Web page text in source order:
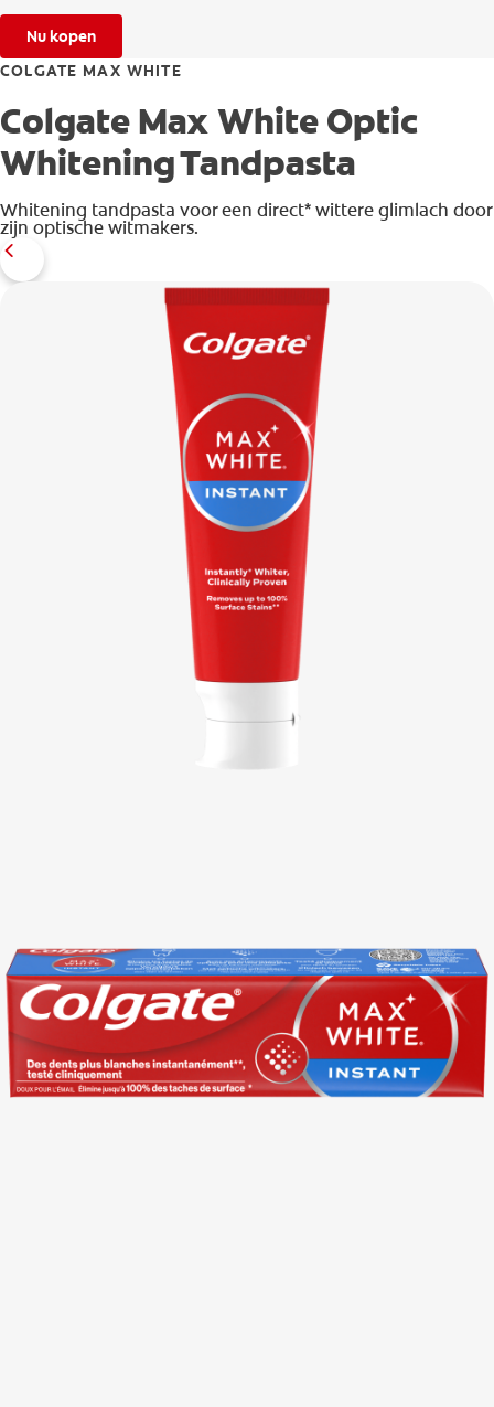
Nu kopen
COLGATE MAX WHITE
Colgate Max White Optic
Whitening Tandpasta
Whitening tandpasta voor een direct* wittere glimlach door
zijn optische witmakers.